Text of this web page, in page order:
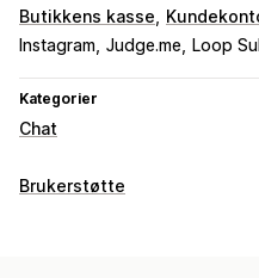
Butikkens kasse
Instagram Judge.me Loop
Kategorier
Chat
Sanntidsmeldinger
Brukerstøtte